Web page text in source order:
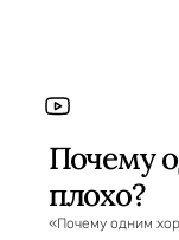
Почему
плохо?
«Почему одним